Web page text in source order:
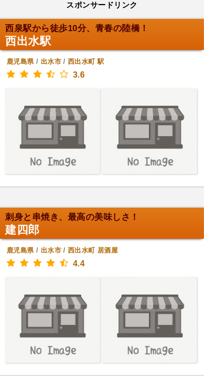
スポンサードリンク
西泉駅から徒歩10分、青春の陸橋！
西出水駅
鹿児島県/ 出水市/西出水町 駅
3.6
刺身と串焼き、最高の美味しさ！
建四郎
鹿児島県/ 出水市/西出水町 居酒屋
4.4